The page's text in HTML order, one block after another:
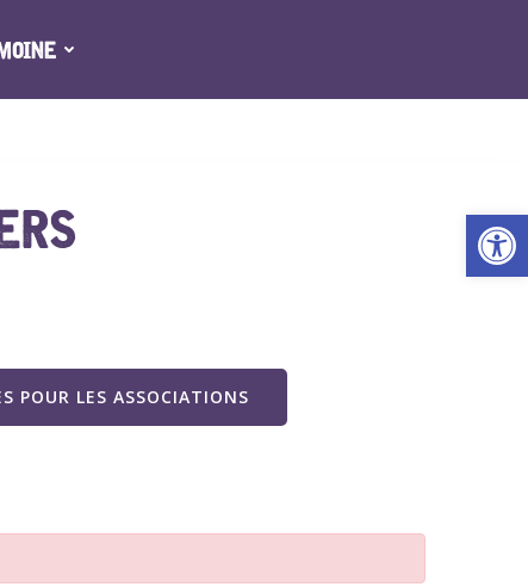
POUR LES ASSOCIATIONS